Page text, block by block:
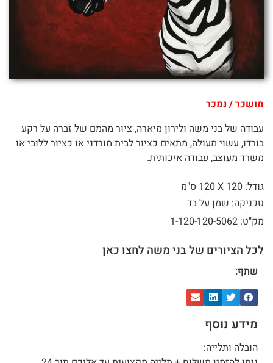
מושכר / נמכר
עבודה של בני משה ולירון מיארה, ציור מהמם של זברה על רקע
בורדו, עשוי מעולה, מתאים כציור לבית מורדני או כציור ללובי או
משרד מעוצב, עבודה איכותית.
גודל: 120 X
120 ס"מ
טכניקה: שמן על בד
מק"ט: 1-120-120-5062
לכל הציורים של בני משה לחצו כאן
שתף:
מידע נוסף
הובלה ותלייה: